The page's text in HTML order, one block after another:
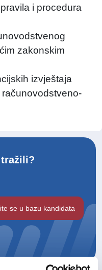
se u bazu kandidata
i procedura
zakonskim
izvještaja